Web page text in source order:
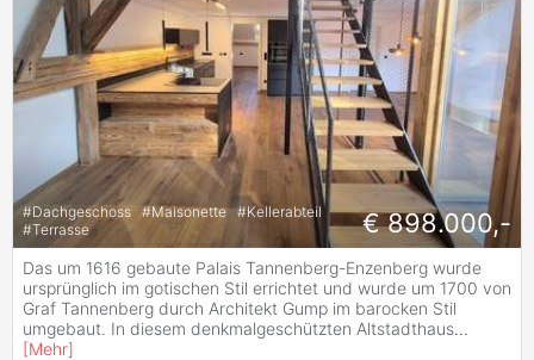
#Dachgeschoss #Maisonette #Kellerabteil
#Terrasse € 898.000,-
Das um 1616 gebaute Palais Tannenberg-Enzenberg wurde
ursprünglich im gotischen Stil errichtet und wurde um 1700 von
Graf Tannenberg durch Architekt Gump im barocken Stil
umgebaut. In diesem denkmalgeschützten Altstadthaus...
[Mehr]